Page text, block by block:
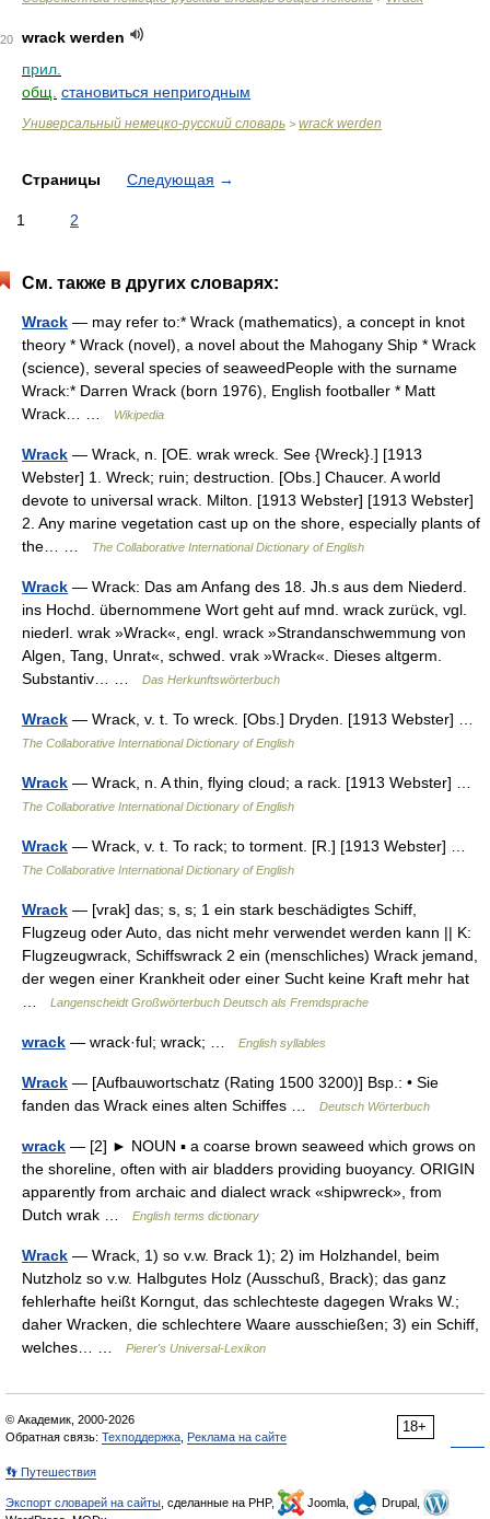
20
wrack werden
прил.
общ. становиться непригодным
Универсальный немецко-русский словарь > wrack werden
Страницы Следующая →
1 2
См. также в других словарях:
Wrack — may refer to:* Wrack (mathematics), a concept in knot
theory * Wrack (novel), a novel about the Mahogany Ship * Wrack
(science), several species of seaweedPeople with the surname
Wrack:* Darren Wrack (born 1976), English footballer * Matt
Wrack… …
Wikipedia
Wrack — Wrack, n. [OE. wrak wreck. See {Wreck}.] [1913
Webster] 1. Wreck; ruin; destruction. [Obs.] Chaucer. A world
devote to universal wrack. Milton. [1913 Webster] [1913 Webster]
2. Any marine vegetation cast up on the shore, especially plants of
the… …
The Collaborative International Dictionary of English
Wrack — Wrack: Das am Anfang des 18. Jh.s aus dem Niederd.
ins Hochd. übernommene Wort geht auf mnd. wrack zurück, vgl.
niederl. wrak »Wrack«, engl. wrack »Strandanschwemmung von
Algen, Tang, Unrat«, schwed. vrak »Wrack«. Dieses altgerm.
Substantiv… …
Das Herkunftswörterbuch
Wrack — Wrack, v. t. To wreck. [Obs.] Dryden. [1913 Webster] …
The Collaborative International Dictionary of English
Wrack — Wrack, n. A thin, flying cloud; a rack. [1913 Webster] …
The Collaborative International Dictionary of English
Wrack — Wrack, v. t. To rack; to torment. [R.] [1913 Webster] …
The Collaborative International Dictionary of English
Wrack — [vrak] das; s, s; 1 ein stark beschädigtes Schiff,
Flugzeug oder Auto, das nicht mehr verwendet werden kann || K:
Flugzeugwrack, Schiffswrack 2 ein (menschliches) Wrack jemand,
der wegen einer Krankheit oder einer Sucht keine Kraft mehr hat
Langenscheidt Großwörterbuch Deutsch als Fremdsprache
wrack — wrack·ful; wrack; … English syllables
Wrack — [Aufbauwortschatz (Rating 1500 3200)] Bsp.: • Sie
fanden das Wrack eines alten Schiffes …
Deutsch Wörterbuch
wrack — [2] ► NOUN ▪ a coarse brown seaweed which grows on
the shoreline, often with air bladders providing buoyancy. ORIGIN
apparently from archaic and dialect wrack «shipwreck», from
Dutch wrak …
English terms dictionary
Wrack — Wrack, 1) so v.w. Brack 1); 2) im Holzhandel, beim
Nutzholz so v.w. Halbgutes Holz (Ausschuß, Brack); das ganz
fehlerhafte heißt Korngut, das schlechteste dagegen Wraks W.;
daher Wracken, die schlechtere Waare ausschießen; 3) ein Schiff,
welches… …
Pierer's Universal-Lexikon
18+
© Академик, 2000-2026
Обратная связь: Техподдержка Реклама на сайте
👣 Путешествия
Экспорт словарей на сайты , сделанные на PHP, Joomla,
Drupal,